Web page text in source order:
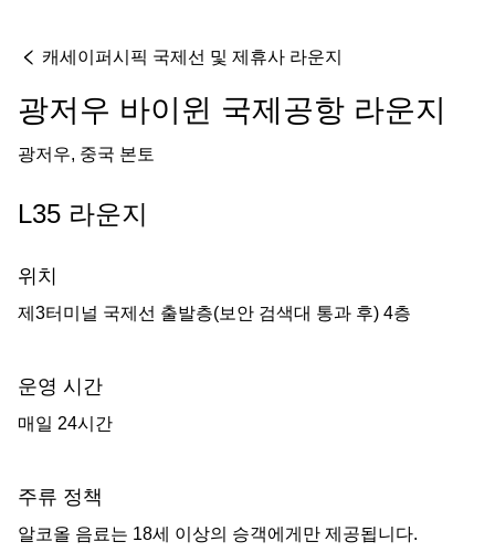
캐세이퍼시픽 국제선 및 제휴사 라운지
광저우 바이윈 국제공항 라운지
광저우, 중국 본토
L35 라운지
위치
제3터미널 국제선 출발층(보안 검색대 통과 후) 4층
운영 시간
매일 24시간
주류 정책
알코올 음료는 18세 이상의 승객에게만 제공됩니다.